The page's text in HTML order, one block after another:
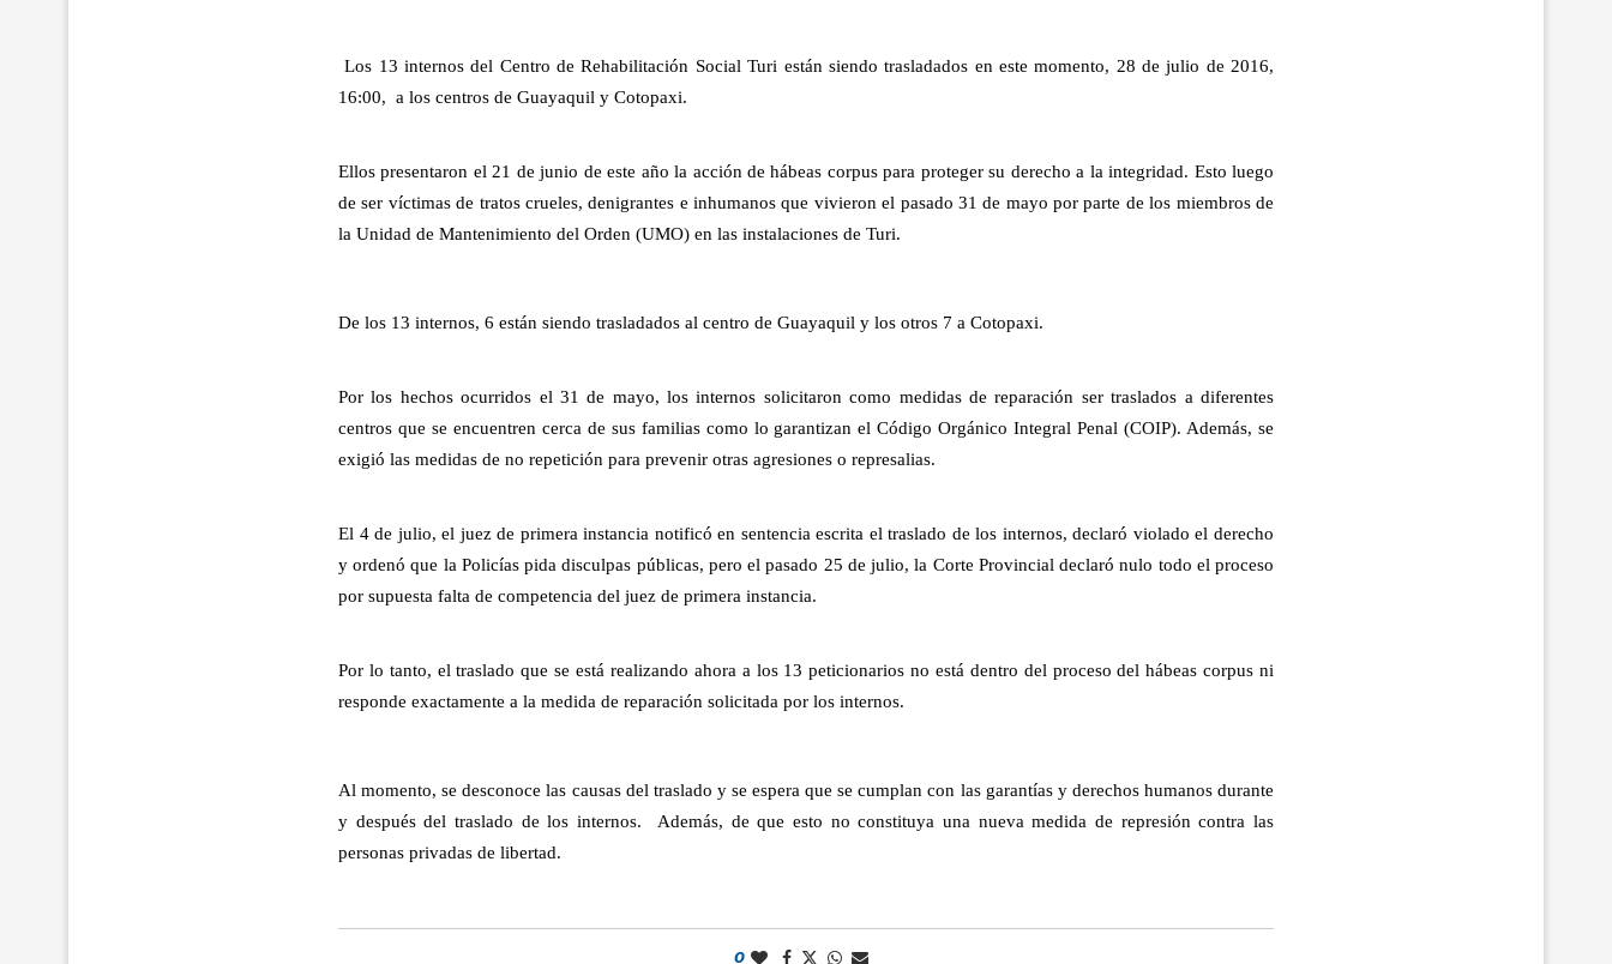
Los 13 internos del Centro de Rehabilitación Social Turi están siendo trasladados en este momento, 28 de julio de 2016,
16:00, a los centros de Guayaquil y Cotopaxi.
Ellos presentaron el 21 de junio de este año la acción de hábeas corpus para proteger su derecho a la integridad. Esto luego
de ser víctimas de tratos crueles, denigrantes e inhumanos que vivieron el pasado 31 de mayo por parte de los miembros de
la Unidad de Mantenimiento del Orden (UMO) en las instalaciones de Turi.
De los 13 internos, 6 están siendo trasladados al centro de Guayaquil y los otros 7 a Cotopaxi.
Por los hechos ocurridos el 31 de mayo, los internos solicitaron como medidas de reparación ser traslados a diferentes
centros que se encuentren cerca de sus familias como lo garantizan el Código Orgánico Integral Penal (COIP). Además, se
exigió las medidas de no repetición para prevenir otras agresiones o represalias.
El 4 de julio, el juez de primera instancia notificó en sentencia escrita el traslado de los internos, declaró violado el derecho
y ordenó que la Policías pida disculpas públicas, pero el pasado 25 de julio, la Corte Provincial declaró nulo todo el proceso
por supuesta falta de competencia del juez de primera instancia.
Por lo tanto, el traslado que se está realizando ahora a los 13 peticionarios no está dentro del proceso del hábeas corpus ni
responde exactamente a la medida de reparación solicitada por los internos.
Al momento, se desconoce las causas del traslado y se espera que se cumplan con las garantías y derechos humanos durante
y después del traslado de los internos. Además, de que esto no constituya una nueva medida de represión contra las
personas privadas de libertad.
0